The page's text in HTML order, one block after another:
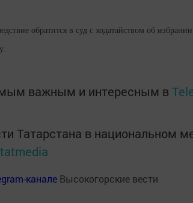
обратится в суд с ходатайством об
важным и интересным в
Татарстана в национальном
канале Высокогорские вести